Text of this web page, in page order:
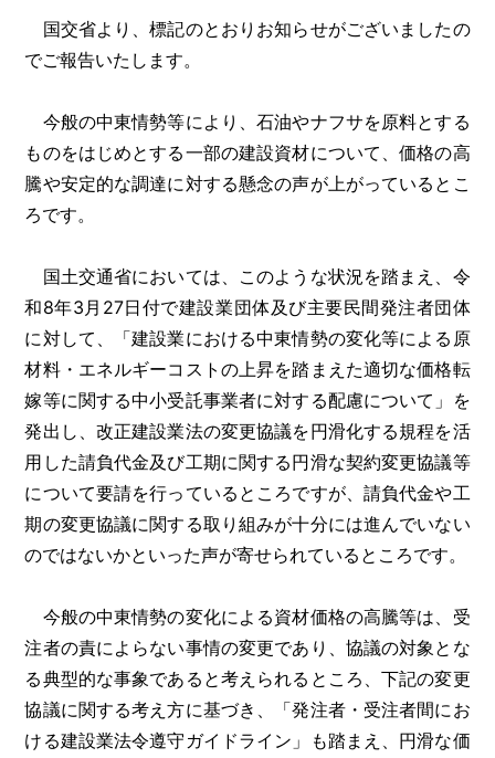
国交省より、標記のとおりお知らせがございましたの
でご報告いたします。
今般の中東情勢等により、石油やナフサを原料とする
ものをはじめとする一部の建設資材について、価格の高
騰や安定的な調達に対する懸念の声が上がっているとこ
ろです。
国土交通省においては、このような状況を踏まえ、令
和8年3月27日付で建設業団体及び主要民間発注者団体
に対して、「建設業における中東情勢の変化等による原
材料・エネルギーコストの上昇を踏まえた適切な価格転
嫁等に関する中小受託事業者に対する配慮について」を
発出し、改正建設業法の変更協議を円滑化する規程を活
用した請負代金及び工期に関する円滑な契約変更協議等
について要請を行っているところですが、請負代金や工
期の変更協議に関する取り組みが十分には進んでいない
のではないかといった声が寄せられているところです。
今般の中東情勢の変化による資材価格の高騰等は、受
注者の責によらない事情の変更であり、協議の対象とな
る典型的な事象であると考えられるところ、下記の変更
協議に関する考え方に基づき、「発注者・受注者間にお
ける建設業法令遵守ガイドライン」も踏まえ、円滑な価